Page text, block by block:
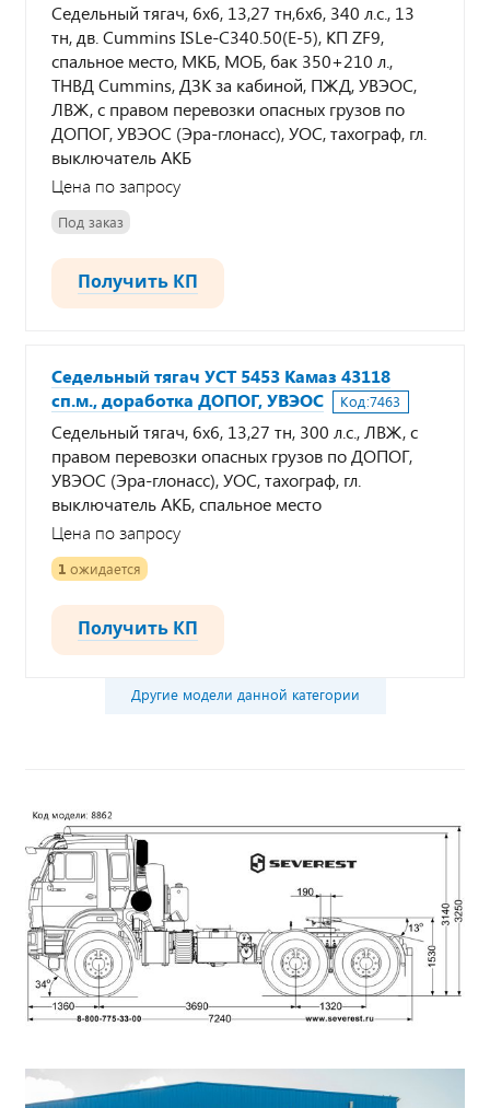
Седельный тягач, 6х6, 13,27 тн,6х6, 340 л.с., 13
тн, дв. Cummins ISLe-C340.50(Е-5), КП ZF9,
спальное место, МКБ, МОБ, бак 350+210 л.,
ТНВД Cummins, ДЗК за кабиной, ПЖД, УВЭОС,
ЛВЖ, с правом перевозки опасных грузов по
ДОПОГ, УВЭОС (Эра-глонасс), УОС, тахограф, гл.
выключатель АКБ
Цена по запросу
Под заказ
Получить КП
Седельный тягач УСТ 5453 Камаз 43118
сп.м., доработка ДОПОГ, УВЭОС
Код:7463
Седельный тягач, 6х6, 13,27 тн, 300 л.с., ЛВЖ, с
правом перевозки опасных грузов по ДОПОГ,
УВЭОС (Эра-глонасс), УОС, тахограф, гл.
выключатель АКБ, спальное место
Цена по запросу
1 ожидается
Получить КП
Другие модели данной категории